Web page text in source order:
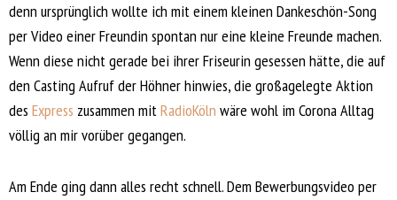
denn ursprünglich wollte ich mit einem kleinen Dankeschön-Song
per Video einer Freundin spontan nur eine kleine Freunde machen.
Wenn diese nicht gerade bei ihrer Friseurin gesessen hätte, die auf
den Casting Aufruf der Höhner hinwies, die großagelegte Aktion
des Express zusammen mitRadioKöln wäre wohl im Corona Alltag
völlig an mir vorüber gegangen.
Am Ende ging dann alles recht schnell. Dem Bewerbungsvideo per